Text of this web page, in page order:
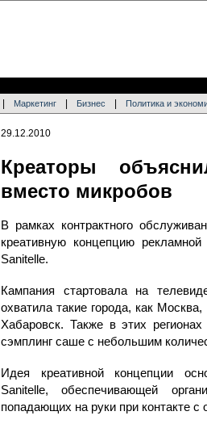
Маркетинг Бизнес Политика и
29.12.2010
Креаторы
вместо микробов
В рамках контрактного
креативную концепцию
Sanitelle.
Кампания стартовала на
охватила такие города, как
Хабаровск. Также в этих
сэмплинг саше с небольшим
Идея креативной концепции
Sanitelle, обеспечивающей
попадающих на руки при контакте